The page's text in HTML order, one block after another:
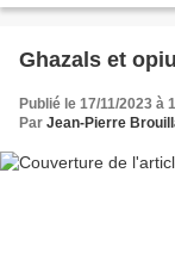
Ghazals et
Publié le 17/11/2023 à
Par Jean-Pierre